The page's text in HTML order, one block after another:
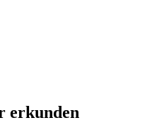
erkunden